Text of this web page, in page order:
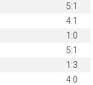
5:1
4:1
1:0
5:1
1:3
4:0